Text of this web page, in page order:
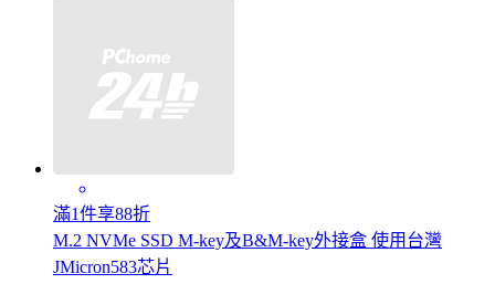
滿1件享88折
M.2 NVMe SSD M-key及B&M-key外接盒 使用台灣
JMicron583芯片